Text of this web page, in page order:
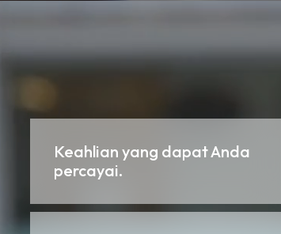
Keahlian yang dapat Anda
percayai.